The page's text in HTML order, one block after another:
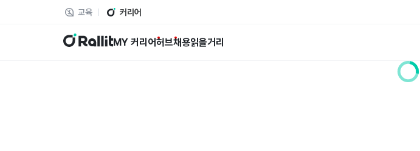
교육 커리어
랠릿 MY 커리어허브채용읽을거리